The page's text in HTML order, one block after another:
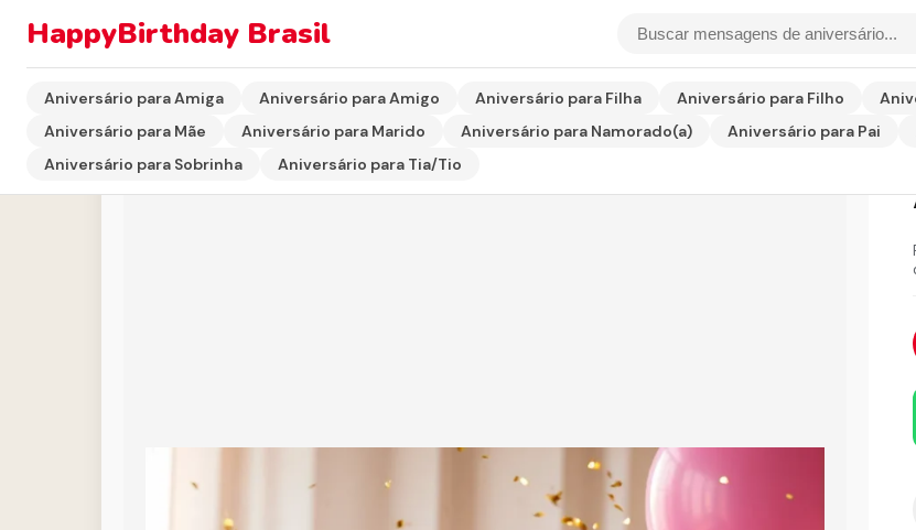
HappyBirthday Brasil
Aniversário para Amiga Aniversário para Amigo Aniversário para Filha Aniversário para Filho
Aniversário para Mãe
Aniversário para Marido Aniversário para Namorado(a) Aniversário para Pai
Aniversário para Sobrinha
Aniversário para Tia/Tio